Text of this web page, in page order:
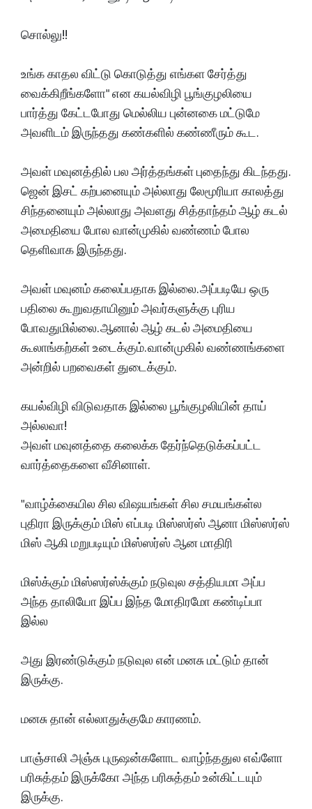
சொல்லு!!
உங்க காதல விட்டு கொடுத்து எங்கள சேர்த்து
வைக்கிறீங்களோ" என கயல்விழி பூங்குழலியை
பார்த்து கேட்டபோது மெல்லிய புன்னகை மட்டுமே
அவளிடம் இருந்தது கண்களில் கண்ணீரும் கூட.
அவள் மவுனத்தில் பல அர்த்தங்கள் புதைந்து கிடந்தது.
ஜென் இசட் கற்பனையும் அல்லாது லேமூரியா காலத்து
சிந்தனையும் அல்லாது அவளது சித்தாந்தம் ஆழ் கடல்
அமைதியை போல வான்முகில் வண்ணம் போல
தெளிவாக இருந்தது.
அவள் மவுனம் கலைப்பதாக இல்லை. அப்படியே ஒரு
பதிலை கூறுவதாயினும் அவர்களுக்கு புரிய
போவதுமில்லை. ஆனால் ஆழ் கடல் அமைதியை
கூலாங்கற்கள் உடைக்கும். வான்முகில் வண்ணங்களை
அன்றில் பறவைகள் துடைக்கும்.
கயல்விழி விடுவதாக இல்லை பூங்குழலியின் தாய்
அல்லவா!
அவள் மவுனத்தை கலைக்க தேர்ந்தெடுக்கப்பட்ட
வார்த்தைகளை வீசினாள்.
"வாழ்க்கையில சில விஷயங்கள் சில சமயங்கள்ல
புதிரா இருக்கும் மிஸ் எப்படி மிஸ்ஸர்ஸ் ஆனா மிஸ்ஸர்ஸ்
மிஸ் ஆகி மறுபடியும் மிஸ்ஸர்ஸ் ஆன மாதிரி
மிஸ்க்கும் மிஸ்ஸர்ஸ்க்கும் நடுவுல சத்தியமா அப்ப
அந்த தாலியோ இப்ப இந்த மோதிரமோ கண்டிப்பா
இல்ல
அது இரண்டுக்கும் நடுவுல என் மனசு மட்டும் தான்
இருக்கு.
மனசு தான் எல்லாதுக்குமே காரணம்.
பாஞ்சாலி அஞ்சு புருஷன்களோட வாழ்ந்ததுல எவ்ளோ
பரிசுத்தம் இருக்கோ அந்த பரிசுத்தம் உன்கிட்டயும்
இருக்கு.